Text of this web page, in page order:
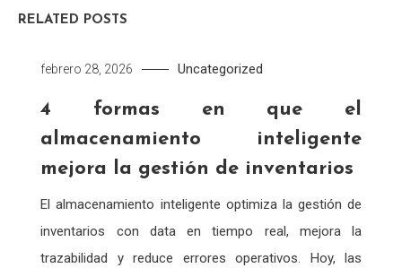
entradas
RELATED POSTS
febrero 28, 2026 Uncategorized
4 formas en que el
almacenamiento inteligente
mejora la gestión de inventarios
El almacenamiento inteligente optimiza la gestión de
inventarios con data en tiempo real, mejora la
trazabilidad y reduce errores operativos. Hoy, las